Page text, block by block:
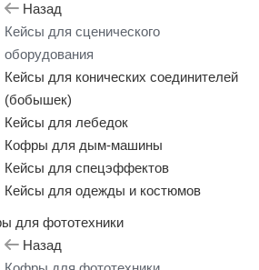
Назад
Кейсы для сценического
оборудования
Кейсы для конических соединителей
(бобышек)
Кейсы для лебедок
Кофры для дым-машины
Кейсы для спецэффектов
Кейсы для одежды и костюмов
для фототехники
Назад